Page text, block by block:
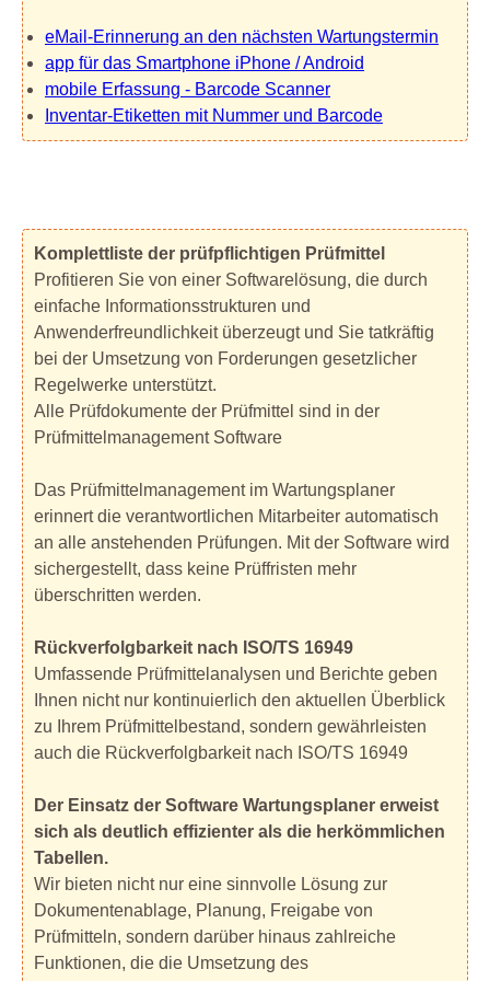
eMail-Erinnerung an den nächsten Wartungstermin
app für das Smartphone iPhone / Android
mobile Erfassung - Barcode Scanner
Inventar-Etiketten mit Nummer und Barcode
Komplettliste der prüfpflichtigen Prüfmittel
Profitieren Sie von einer Softwarelösung, die durch
einfache Informationsstrukturen und
Anwenderfreundlichkeit überzeugt und Sie tatkräftig
bei der Umsetzung von Forderungen gesetzlicher
Regelwerke unterstützt.
Alle Prüfdokumente der Prüfmittel sind in der
Prüfmittelmanagement Software
Das Prüfmittelmanagement im Wartungsplaner
erinnert die verantwortlichen Mitarbeiter automatisch
an alle anstehenden Prüfungen. Mit der Software wird
sichergestellt, dass keine Prüffristen mehr
überschritten werden.
Rückverfolgbarkeit nach ISO/TS 16949
Umfassende Prüfmittelanalysen und Berichte geben
Ihnen nicht nur kontinuierlich den aktuellen Überblick
zu Ihrem Prüfmittelbestand, sondern gewährleisten
auch die Rückverfolgbarkeit nach ISO/TS 16949
Der Einsatz der Software Wartungsplaner erweist
sich als deutlich effizienter als die herkömmlichen
Tabellen.
Wir bieten nicht nur eine sinnvolle Lösung zur
Dokumentenablage, Planung, Freigabe von
Prüfmitteln, sondern darüber hinaus zahlreiche
Funktionen, die die Umsetzung des